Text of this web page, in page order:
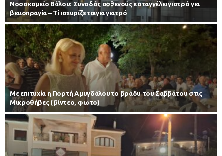
Νοσοκομείο Βόλου: Συνοδός ασθενούς καταγγέλει γιατρό για
βιαιοπραγία – Τί ισχυρίζεταιγια γιατρό
Με επιτυχία η Γιορτή Αμυγδάλου το βράδυ του Σαββάτου στις
Μικροθήβες ( βίντεο, φωτο)